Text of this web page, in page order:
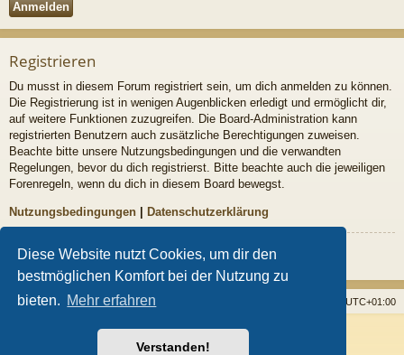
Diese Website nutzt Cookies, um dir den
bestmöglichen Komfort bei der Nutzung zu
bieten. Mehr erfahren
Verstanden!
Registrieren
Du musst in diesem Forum registriert sein, um dich anmelden zu können.
Die Registrierung ist in wenigen Augenblicken erledigt und ermöglicht dir,
auf weitere Funktionen zuzugreifen. Die Board-Administration kann
registrierten Benutzern auch zusätzliche Berechtigungen zuweisen.
Beachte bitte unsere Nutzungsbedingungen und die verwandten
Regelungen, bevor du dich registrierst. Bitte beachte auch die jeweiligen
Forenregeln, wenn du dich in diesem Board bewegst.
Nutzungsbedingungen Datenschutzerklärung
Registrieren
Startseite Foren UTC+01:00
Powered byphpBB® Forum Software © phpBB Limited
Arty- Aktualisieren phpBB 3.2 von MrGaby